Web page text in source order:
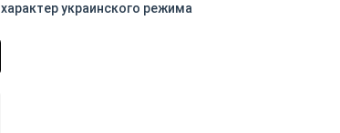
характер украинского режима